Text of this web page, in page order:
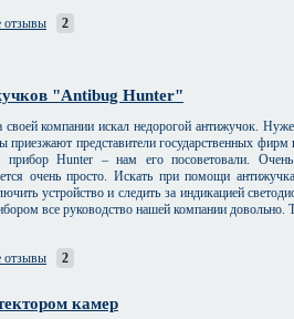
отзывы 2
"Antibug Hunter"
компании искал недорогой антижучок.
приезжают представители государственных
прибор Hunter – нам его посоветовали.
очень просто. Искать при помощи
устройство и следить за индикацией
все руководство нашей компании довольно.
отзывы 2
камер